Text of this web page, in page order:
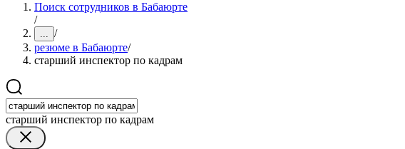
Поиск сотрудников в Бабаюрте
/
... /
резюме в Бабаюрте/
старший инспектор по кадрам
старший инспектор по кадрам